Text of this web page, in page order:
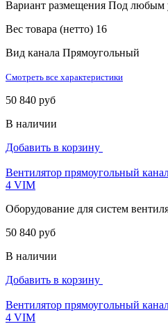
Вариант размещения Под любым
Вес товара (нетто) 16
Вид канала Прямоугольный
Смотреть все характеристики
50 840 руб
В наличии
Добавить в корзину
Вентилятор прямоугольный
4 VIM
Оборудование для систем
50 840 руб
В наличии
Добавить в корзину
Вентилятор прямоугольный
4 VIM